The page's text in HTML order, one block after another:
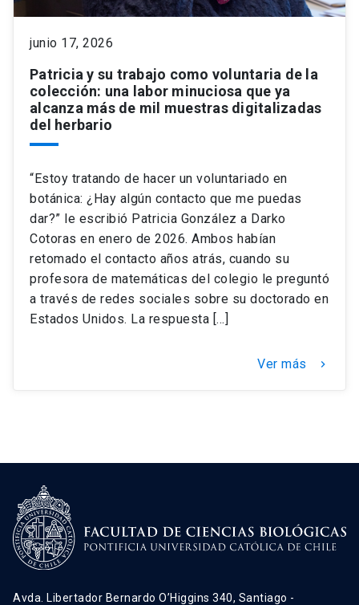
Académicos
Consejo de Facultad
Secretaría Académica
Documentos FCB
Dirección Investigación
Grupos de Investigación
Institutos y Centros
FCB en el Territorio
Redes Internacionales
Estudiantes
Pregrado
Postgrado
Centro de Estudiantes
Publicaciones
Contacto
junio 17, 2026
Patricia y su trabajo como voluntaria de la
colección: una labor minuciosa que ya
alcanza más de mil muestras digitalizadas
del herbario
“Estoy tratando de hacer un voluntariado en
botánica: ¿Hay algún contacto que me puedas
dar?” le escribió Patricia González a Darko
Cotoras en enero de 2026. Ambos habían
retomado el contacto años atrás, cuando su
profesora de matemáticas del colegio le preguntó
a través de redes sociales sobre su doctorado en
Estados Unidos. La respuesta […]
Ver más keyboard_arrow_right
Avda. Libertador Bernardo O’Higgins 340, Santiago -